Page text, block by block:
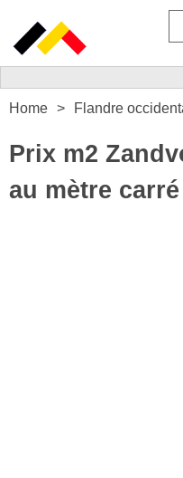
Home Flandre
Prix m2
au mètre carré